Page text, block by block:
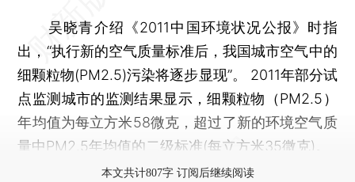
吴晓青介绍《2011中国环境状况公报》时指
出，“执行新的空气质量标准后，我国城市空气中的
细颗粒物(PM2.5)污染将逐步显现”。 2011年部分试
点监测城市的监测结果显示，细颗粒物（PM2.5）
年均值为每立方米58微克，超过了新的环境空气质
量中PM2.5年均值的二级标准(每立方米35微克)。
本文共计807字 订阅后继续阅读